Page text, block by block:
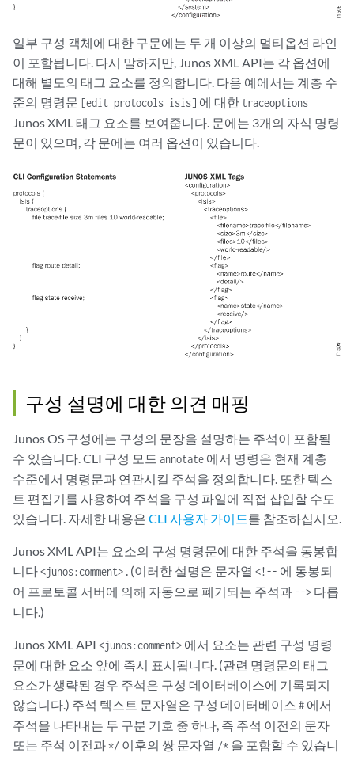
일부 구성 객체에 대한 구문에는 두 개 이상의 멀티옵션 라인
이 포함됩니다. 다시 말하지만, Junos XML API는 각 옵션에
대해 별도의 태그 요소를 정의합니다. 다음 예에서는 계층 수
준의 명령문 [edit protocols isis] 에 대한 traceoptions
Junos XML 태그 요소를 보여줍니다. 문에는 3개의 자식 명령
문이 있으며, 각 문에는 여러 옵션이 있습니다.
구성 설명에 대한 의견 매핑
Junos OS 구성에는 구성의 문장을 설명하는 주석이 포함될
수 있습니다. CLI 구성 모드 annotate 에서 명령은 현재 계층
수준에서 명령문과 연관시킬 주석을 정의합니다. 또한 텍스
트 편집기를 사용하여 주석을 구성 파일에 직접 삽입할 수도
있습니다. 자세한 내용은 CLI 사용자 가이드를 참조하십시오.
Junos XML API는 요소의 구성 명령문에 대한 주석을 동봉합
니다<junos:comment> . (이러한 설명은 문자열 <!-- 에 동봉되
어 프로토콜 서버에 의해 자동으로 폐기되는 주석과 --> 다릅
니다.)
Junos XML API <junos:comment> 에서 요소는 관련 구성 명령
문에 대한 요소 앞에 즉시 표시됩니다. (관련 명령문의 태그
요소가 생략된 경우 주석은 구성 데이터베이스에 기록되지
않습니다.) 주석 텍스트 문자열은 구성 데이터베이스 # 에서
주석을 나타내는 두 구분 기호 중 하나, 즉 주석 이전의 문자
또는 주석 이전과*/ 이후의 쌍 문자열 /* 을 포함할 수 있습니